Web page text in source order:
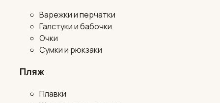
Варежки и перчатки
Галстуки и бабочки
Очки
Сумки и рюкзаки
Пляж
Плавки